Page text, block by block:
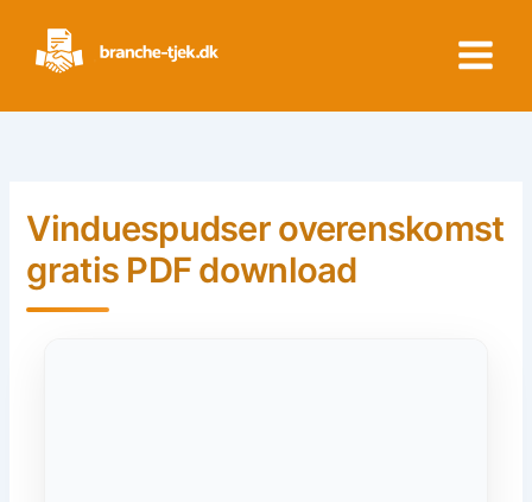
content
Vinduespudser overenskomst
gratis PDF download